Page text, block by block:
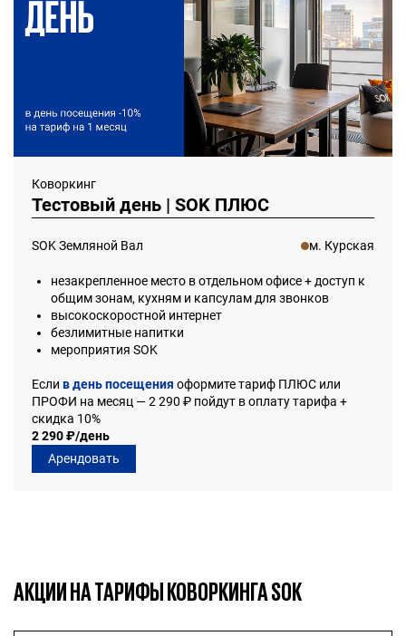
Коворкинг
Тестовый день | SOK ПЛЮС
SOK Земляной Вал м. Курская
незакрепленное место в отдельном офисе + доступ к
общим зонам, кухням и капсулам для звонков
высокоскоростной интернет
безлимитные напитки
мероприятия SOK
Если в день посещения оформите тариф ПЛЮС или
ПРОФИ на месяц — 2 290 ₽ пойдут в оплату тарифа +
скидка 10%
2 290 ₽/день
Арендовать
АКЦИИ НА ТАРИФЫ КОВОРКИНГА SOK